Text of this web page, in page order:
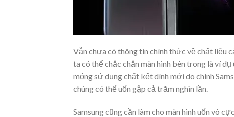
Vẫn chưa có thông tin chính thức về chất liệu
ta có thể chắc chắn màn hình bên trong là ví
mỏng sử dụng chất kết dính mới do chính
chúng có thể uốn gập cả trăm nghìn lần.
Samsung cũng cần làm cho màn hình uốn vô